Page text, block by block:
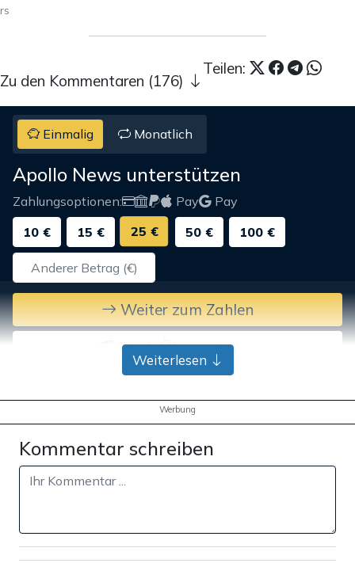
rs
Teilen:
Zu den Kommentaren (176)
Einmalig Monatlich
Apollo News unterstützen
Zahlungsoptionen: Pay
Pay
10 €
15 € 25 € 50 € 100 €
Weiter zum Zahlen
Bank-Überweisung
Weiterlesen
Werbung
Kommentar schreiben